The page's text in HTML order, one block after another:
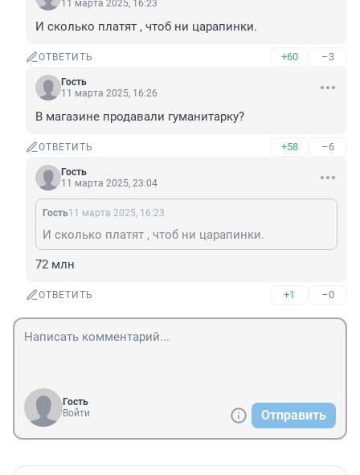
11 марта 2025, 16:23
И сколько платят , чтоб ни царапинки.
ОТВЕТИТЬ +60 –3
Гость
11 марта 2025, 16:26
В магазине продавали гуманитарку?
ОТВЕТИТЬ +58 –6
Гость
11 марта 2025, 23:04
Гость11 марта 2025, 16:23
И сколько платят , чтоб ни царапинки.
72 млн
ОТВЕТИТЬ +1 –0
Гость
Войти
Отправить